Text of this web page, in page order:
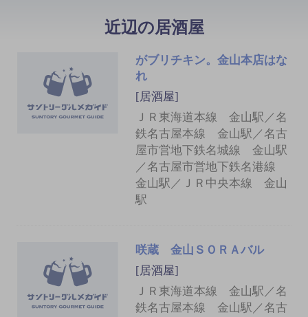
近辺の居酒屋
がブリチキン。金山本店はな
れ
[居酒屋]
ＪＲ東海道本線 金山駅／名
鉄名古屋本線 金山駅／名古
屋市営地下鉄名城線 金山駅
／名古屋市営地下鉄名港線
金山駅／ＪＲ中央本線 金山
駅
咲蔵 金山ＳＯＲＡバル
[居酒屋]
ＪＲ東海道本線 金山駅／名
鉄名古屋本線 金山駅／名古